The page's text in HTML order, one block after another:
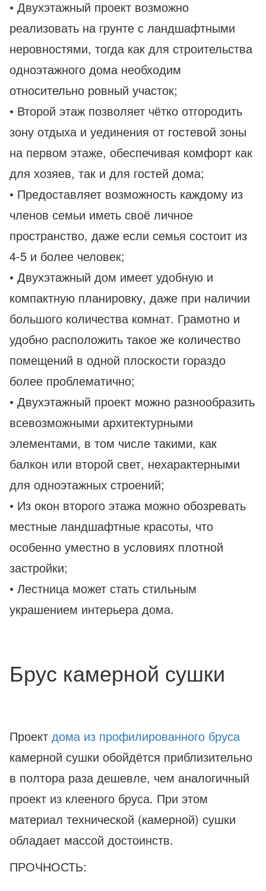
• Двухэтажный проект возможно
реализовать на грунте с ландшафтными
неровностями, тогда как для строительства
одноэтажного дома необходим
относительно ровный участок;
• Второй этаж позволяет чётко отгородить
зону отдыха и уединения от гостевой зоны
на первом этаже, обеспечивая комфорт как
для хозяев, так и для гостей дома;
• Предоставляет возможность каждому из
членов семьи иметь своё личное
пространство, даже если семья состоит из
4-5 и более человек;
• Двухэтажный дом имеет удобную и
компактную планировку, даже при наличии
большого количества комнат. Грамотно и
удобно расположить такое же количество
помещений в одной плоскости гораздо
более проблематично;
• Двухэтажный проект можно разнообразить
всевозможными архитектурными
элементами, в том числе такими, как
балкон или второй свет, нехарактерными
для одноэтажных строений;
• Из окон второго этажа можно обозревать
местные ландшафтные красоты, что
особенно уместно в условиях плотной
застройки;
• Лестница может стать стильным
украшением интерьера дома.
Брус камерной сушки
Проект дома из профилированного бруса
камерной сушки обойдётся приблизительно
в полтора раза дешевле, чем аналогичный
проект из клееного бруса. При этом
материал технической (камерной) сушки
обладает массой достоинств.
ПРОЧНОСТЬ: